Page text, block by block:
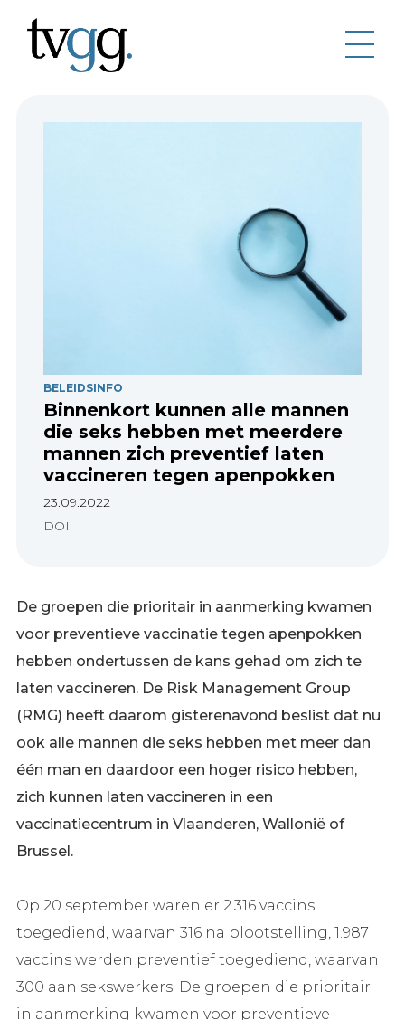
BELEIDSINFO
Binnenkort kunnen alle mannen
die seks hebben met meerdere
mannen zich preventief laten
vaccineren tegen apenpokken
23.09.2022
DOI:
De groepen die prioritair in aanmerking kwamen
voor preventieve vaccinatie tegen apenpokken
hebben ondertussen de kans gehad om zich te
laten vaccineren. De Risk Management Group
(RMG) heeft daarom gisterenavond beslist dat nu
ook alle mannen die seks hebben met meer dan
één man en daardoor een hoger risico hebben,
zich kunnen laten vaccineren in een
vaccinatiecentrum in Vlaanderen, Wallonië of
Brussel.
Op 20 september waren er 2.316 vaccins
toegediend, waarvan 316 na blootstelling, 1.987
vaccins werden preventief toegediend, waarvan
300 aan sekswerkers. De groepen die prioritair
in aanmerking kwamen voor preventieve